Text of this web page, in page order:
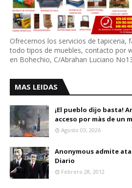
Ofrecemos los servicios de tapiceria,
todo tipos de muebles, contacto por
en Bohechio, C/Abrahan Luciano
MAS LEIDAS
¡El pueblo dijo basta!
acceso por màs de un
Agosto 03, 2026
Anonymous admite
Diario
Febrero 28, 2012